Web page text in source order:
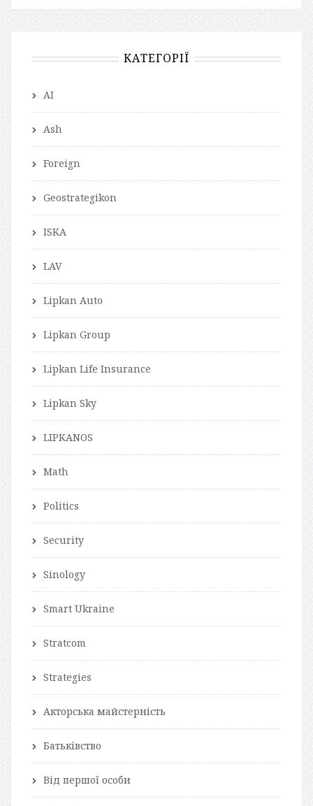
КАТЕГОРІЇ
AI
Ash
Foreign
Geostrategikon
ISKA
LAV
Lipkan Auto
Lipkan Group
Lipkan Life Insurance
Lipkan Sky
LIPKANOS
Math
Politics
Security
Sinology
Smart Ukraine
Stratcom
Strategies
Акторська майстерність
Батьківство
Від першої особи